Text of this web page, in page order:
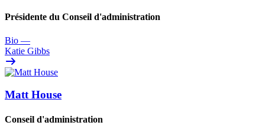
Présidente du Conseil d'administration
Bio —
Katie Gibbs
Matt House
Conseil d'administration